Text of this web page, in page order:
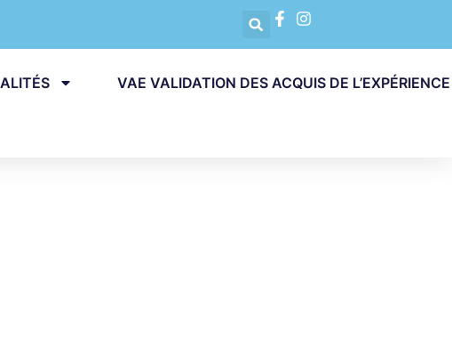
VAE VALIDATION DES ACQUIS DE L’EXPÉRIENCE